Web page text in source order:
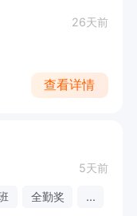
26天前
查看详情
5天前
全勤奖 ...